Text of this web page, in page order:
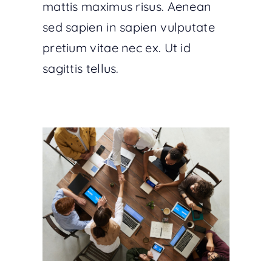
mattis maximus risus. Aenean
sed sapien in sapien vulputate
pretium vitae nec ex. Ut id
sagittis tellus.